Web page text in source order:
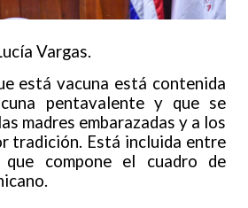
Vargas.
está vacuna está contenida
pentavalente y que se
madres embarazadas y a los
tradición. Está incluida entre
compone el cuadro de